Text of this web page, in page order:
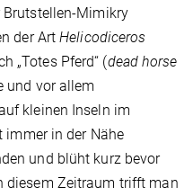
Brutstellen-Mimikry
der ArtHelicodiceros
„Totes Pferd“ (dead horse
und vor allem
kleinen Inseln im
immer in der Nähe
und blüht kurz bevor
diesem Zeitraum trifft man